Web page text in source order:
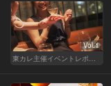
Vol.1